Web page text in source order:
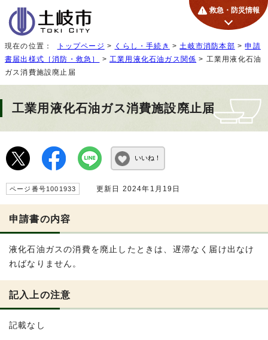
救急・防災情報
現在の位置： トップページ > くらし・手続き >土岐市消防本部 >申請
書届出様式［消防・救急］
>工業用液化石油ガス関係 > 工業用液化石油
ガス消費施設廃止届
工業用液化石油ガス消費施設廃止届
いいね！
ページ番号1001933 更新日 2024年1月19日
申請書の内容
液化石油ガスの消費を廃止したときは、遅滞なく届け出なけ
ればなりません。
記入上の注意
記載なし